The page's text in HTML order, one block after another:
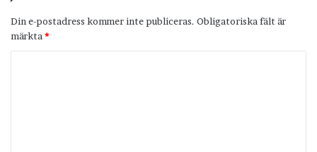
Din e-postadress kommer inte publiceras. Obligatoriska fält är
märkta *